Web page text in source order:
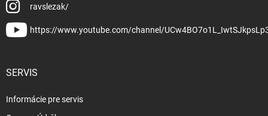
ravslezak/
https://www.youtube.com/channel/
SERVIS
Informácie pre servis